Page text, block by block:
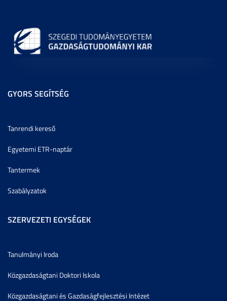
GYORS SEGÍTSÉG
Tanrendi kereső
Egyetemi ETR-naptár
Tantermek
Szabályzatok
SZERVEZETI EGYSÉGEK
Tanulmányi Iroda
Közgazdaságtani Doktori Iskola
Közgazdaságtani és Gazdaságfejlesztési Intézet